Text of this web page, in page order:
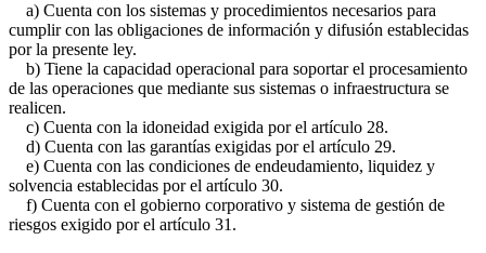
a) Cuenta con los sistemas y procedimientos necesarios para
cumplir con las obligaciones de información y difusión establecidas
por la presente ley.
b) Tiene la capacidad operacional para soportar el procesamiento
de las operaciones que mediante sus sistemas o infraestructura se
realicen.
c) Cuenta con la idoneidad exigida por el artículo 28.
d) Cuenta con las garantías exigidas por el artículo 29.
e) Cuenta con las condiciones de endeudamiento, liquidez y
solvencia establecidas por el artículo 30.
f) Cuenta con el gobierno corporativo y sistema de gestión de
riesgos exigido por el artículo 31.